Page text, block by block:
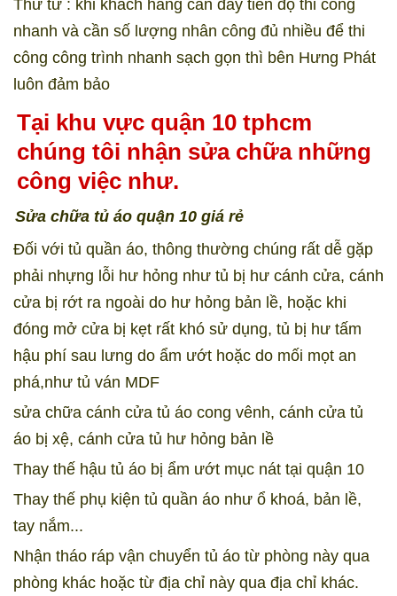
Thứ tư : khi khách hàng cần đẩy tiến độ thi công
nhanh và cần số lượng nhân công đủ nhiều để thi
công công trình nhanh sạch gọn thì bên Hưng Phát
luôn đảm bảo
Tại khu vực quận 10 tphcm
chúng tôi nhận sửa chữa những
công việc như.
Sửa chữa tủ áo quận 10 giá rẻ
Đối với tủ quần áo, thông thường chúng rất dễ gặp
phải nhựng lỗi hư hỏng như tủ bị hư cánh cửa, cánh
cửa bị rớt ra ngoài do hư hỏng bản lề, hoặc khi
đóng mở cửa bị kẹt rất khó sử dụng, tủ bị hư tấm
hậu phí sau lưng do ẩm ướt hoặc do mối mọt an
phá,như tủ ván MDF
sửa chữa cánh cửa tủ áo cong vênh, cánh cửa tủ
áo bị xệ, cánh cửa tủ hư hỏng bản lề
Thay thế hậu tủ áo bị ẩm ướt mục nát tại quận 10
Thay thế phụ kiện tủ quần áo như ổ khoá, bản lề,
tay nắm...
Nhận tháo ráp vận chuyển tủ áo từ phòng này qua
phòng khác hoặc từ địa chỉ này qua địa chỉ khác.